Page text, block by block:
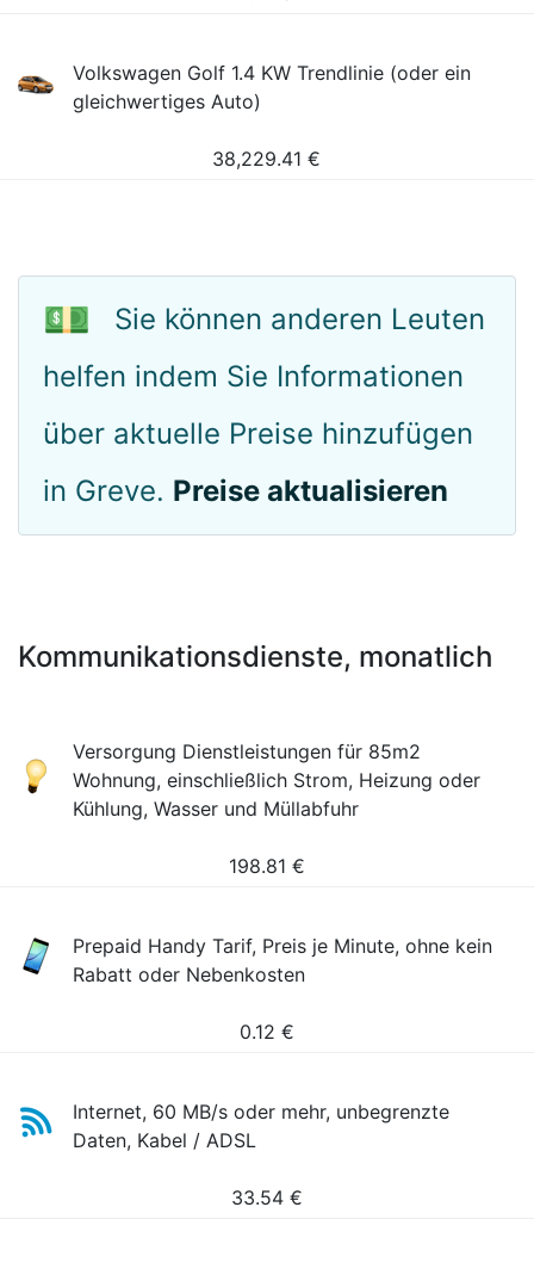
Volkswagen Golf 1.4 KW Trendlinie (oder ein
gleichwertiges Auto)
38,229.41 €
💵
Sie können anderen Leuten
helfen indem Sie Informationen
über aktuelle Preise hinzufügen
in Greve. Preise aktualisieren
Kommunikationsdienste, monatlich
Versorgung Dienstleistungen für 85m2
Wohnung, einschließlich Strom, Heizung oder
Kühlung, Wasser und Müllabfuhr
198.81 €
Prepaid Handy Tarif, Preis je Minute, ohne kein
Rabatt oder Nebenkosten
0.12 €
Internet, 60 MB/s oder mehr, unbegrenzte
Daten, Kabel / ADSL
33.54 €